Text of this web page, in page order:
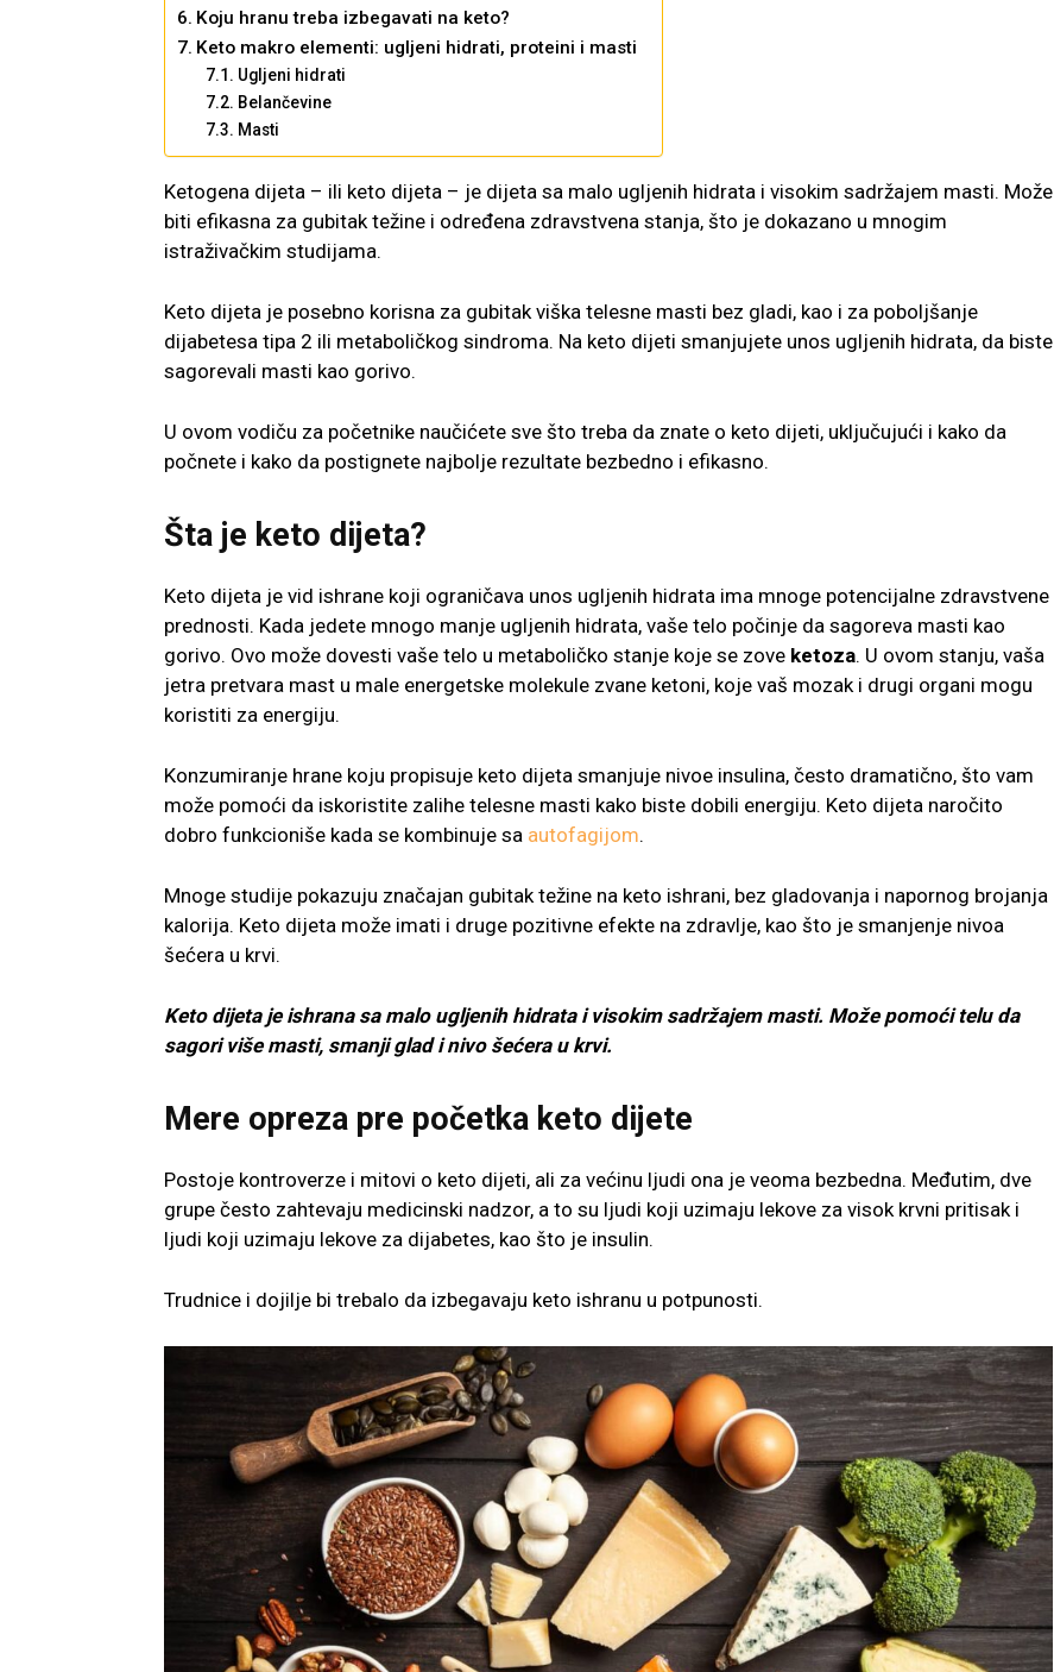
Koju hranu treba izbegavati na keto?
Keto makro elementi: ugljeni hidrati, proteini i masti
Ugljeni hidrati
Belančevine
Masti
Ketogena dijeta – ili keto dijeta – je dijeta sa malo ugljenih hidrata i visokim sadržajem masti. Može
biti efikasna za gubitak težine i određena zdravstvena stanja, što je dokazano u mnogim
istraživačkim studijama.
Keto dijeta je posebno korisna za gubitak viška telesne masti bez gladi, kao i za poboljšanje
dijabetesa tipa 2 ili metaboličkog sindroma. Na keto dijeti smanjujete unos ugljenih hidrata, da biste
sagorevali masti kao gorivo.
U ovom vodiču za početnike naučićete sve što treba da znate o keto dijeti, uključujući i kako da
počnete i kako da postignete najbolje rezultate bezbedno i efikasno.
Šta je keto dijeta?
Keto dijeta je vid ishrane koji ograničava unos ugljenih hidrata ima mnoge potencijalne zdravstvene
prednosti. Kada jedete mnogo manje ugljenih hidrata, vaše telo počinje da sagoreva masti kao
gorivo. Ovo može dovesti vaše telo u metaboličko stanje koje se zove ketoza. U ovom stanju, vaša
jetra pretvara mast u male energetske molekule zvane ketoni, koje vaš mozak i drugi organi mogu
koristiti za energiju.
Konzumiranje hrane koju propisuje keto dijeta smanjuje nivoe insulina, često dramatično, što vam
može pomoći da iskoristite zalihe telesne masti kako biste dobili energiju. Keto dijeta naročito
dobro funkcioniše kada se kombinuje sa autofagijom.
Mnoge studije pokazuju značajan gubitak težine na keto ishrani, bez gladovanja i napornog brojanja
kalorija. Keto dijeta može imati i druge pozitivne efekte na zdravlje, kao što je smanjenje nivoa
šećera u krvi.
Keto dijeta je ishrana sa malo ugljenih hidrata i visokim sadržajem masti. Može pomoći telu da
sagori više masti, smanji glad i nivo šećera u krvi.
Mere opreza pre početka keto dijete
Postoje kontroverze i mitovi o keto dijeti, ali za većinu ljudi ona je veoma bezbedna. Međutim, dve
grupe često zahtevaju medicinski nadzor, a to su ljudi koji uzimaju lekove za visok krvni pritisak i
ljudi koji uzimaju lekove za dijabetes, kao što je insulin.
Trudnice i dojilje bi trebalo da izbegavaju keto ishranu u potpunosti.